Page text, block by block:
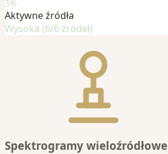
3/6
Aktywne źródła
Wysoka (6/6 źródeł)
Spektrogramy wieloźródłowe